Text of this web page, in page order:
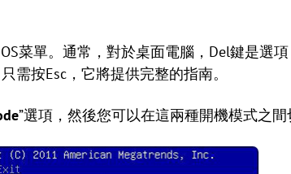
菜單。通常，對於桌面電腦，Del鍵是選
需按Esc，它將提供完整的指南。
”選項，然後您可以在這兩種開機模式之間